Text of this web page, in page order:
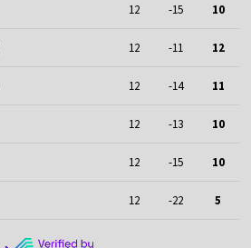
12 -15 10
12 -11 12
12 -14 11
12 -13 10
12 -15 10
12 -22 5